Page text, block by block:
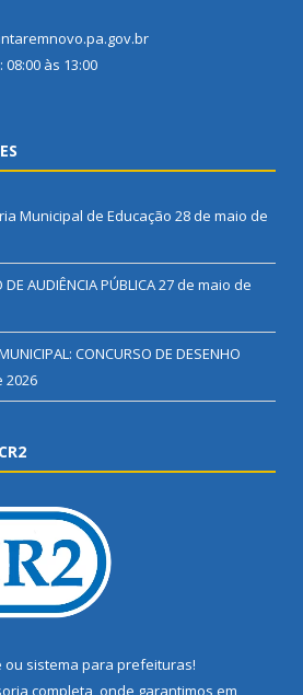
às 13:00
Municipal de Educação 28 de maio de
AUDIÊNCIA PÚBLICA27 de maio de
CONCURSO DE DESENHO
2026
ou sistema para prefeituras!
completa, onde garantimos em